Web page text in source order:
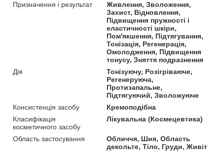
Призначення і результат
Живлення, Зволоження,
Захист, Відновлення,
Підвищення пружності і
еластичності шкіри,
Пом'якшення, Підтягування,
Тонізація, Регенерація,
Омолодження, Підвищення
тонусу, Зняття подразнення
Дія
Тонізуючу, Розігріваюче,
Регенеруюча,
Протизапальне,
Підтягуючий, Зволожуюче
Консистенція засобу
Кремоподібна
Класифікація
косметичного засобу
Лікувальна (Космецевтика)
Область застосування
Обличчя, Шия, Область
декольте, Тіло, Груди, Живіт